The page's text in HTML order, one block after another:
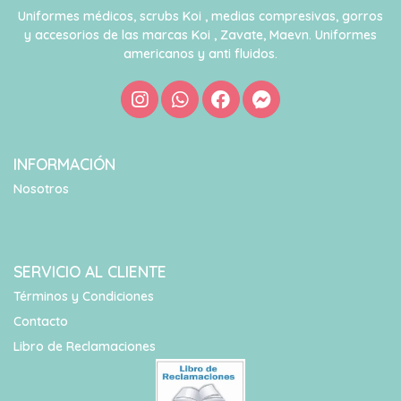
Uniformes médicos, scrubs Koi , medias compresivas, gorros
y accesorios de las marcas Koi , Zavate, Maevn. Uniformes
americanos y anti fluidos.
INFORMACIÓN
Nosotros
SERVICIO AL CLIENTE
Términos y Condiciones
Contacto
Libro de Reclamaciones